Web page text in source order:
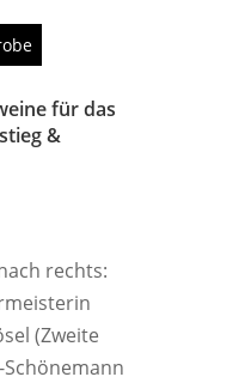
für das
&
rechts:
(Zweite